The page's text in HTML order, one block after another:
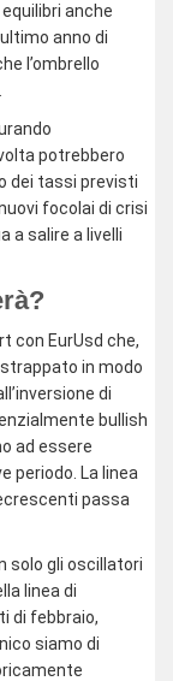
anche
anno di
l’ombrello
potrebbero
dei tassi previsti
focolai di crisi
a salire a livelli
con EurUsd che,
in modo
di
bullish
ad essere
periodo. La linea
passa
solo gli oscillatori
linea di
di febbraio,
siamo di